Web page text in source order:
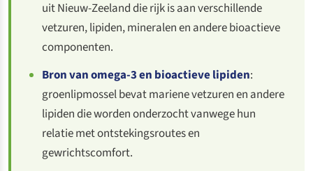
uit Nieuw-Zeeland die rijk is aan verschillende
vetzuren, lipiden, mineralen en andere bioactieve
componenten.
Bron van omega-3 en bioactieve lipiden:
groenlipmossel bevat mariene vetzuren en andere
lipiden die worden onderzocht vanwege hun
relatie met ontstekingsroutes en
gewrichtscomfort.